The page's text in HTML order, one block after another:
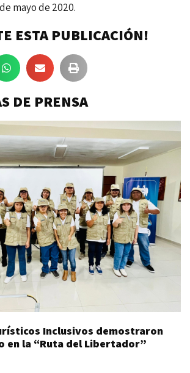
mayo de 2020.
ESTA PUBLICACIÓN!
DE PRENSA
Inclusivos demostraron
en la “Ruta del Libertador”